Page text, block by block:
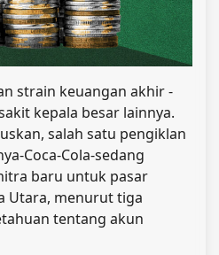
strain keuangan akhir -
kepala besar lainnya.
salah satu pengiklan
Coca-Cola-sedang
baru untuk pasar
Utara, menurut tiga
tentang akun